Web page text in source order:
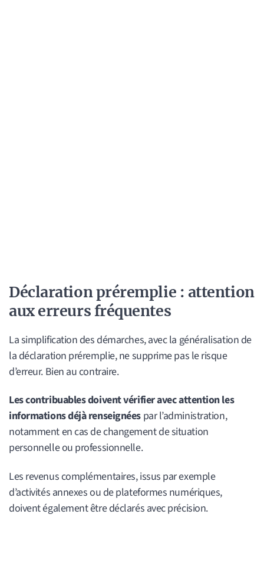
Déclaration préremplie : attention
aux erreurs fréquentes
La simplification des démarches, avec la généralisation de
la déclaration préremplie, ne supprime pas le risque
d’erreur. Bien au contraire.
Les contribuables doivent vérifier avec attention les
informations déjà renseignéespar l’administration,
notamment en cas de changement de situation
personnelle ou professionnelle.
Les revenus complémentaires, issus par exemple
d’activités annexes ou de plateformes numériques,
doivent également être déclarés avec précision.